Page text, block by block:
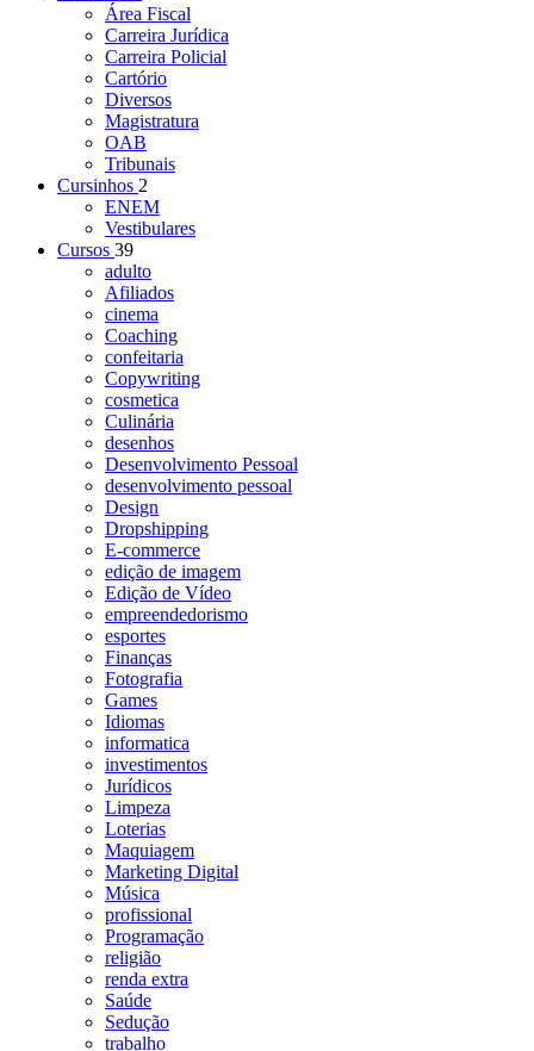
Área Fiscal
Carreira Jurídica
Carreira Policial
Cartório
Diversos
Magistratura
OAB
Tribunais
Cursinhos 2
ENEM
Vestibulares
Cursos 39
adulto
Afiliados
cinema
Coaching
confeitaria
Copywriting
cosmetica
Culinária
desenhos
Desenvolvimento Pessoal
desenvolvimento pessoal
Design
Dropshipping
E-commerce
edição de imagem
Edição de Vídeo
empreendedorismo
esportes
Finanças
Fotografia
Games
Idiomas
informatica
investimentos
Jurídicos
Limpeza
Loterias
Maquiagem
Marketing Digital
Música
profissional
Programação
religião
renda extra
Saúde
Sedução
trabalho